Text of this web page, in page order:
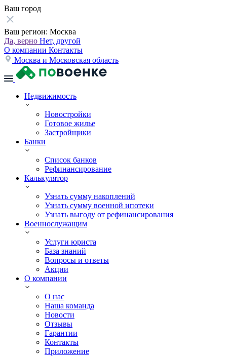
Ваш город
Ваш регион: Москва
Да, верно Нет, другой
О компании Контакты
Москва и Московская область
Недвижимость
Новостройки
Готовое жилье
Застройщики
Банки
Список банков
Рефинансирование
Калькулятор
Узнать сумму накоплений
Узнать сумму военной ипотеки
Узнать выгоду от рефинансирования
Военнослужащим
Услуги юриста
База знаний
Вопросы и ответы
Акции
О компании
О нас
Наша команда
Новости
Отзывы
Гарантии
Контакты
Приложение